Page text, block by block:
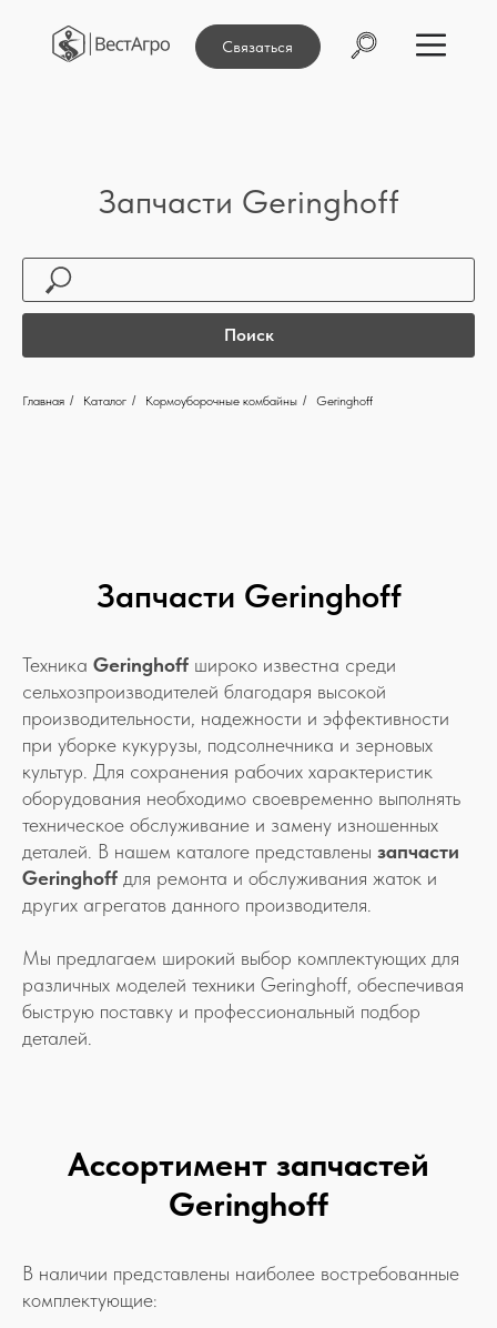
Связаться
Запчасти Geringhoff
Поиск
Главная / Каталог / Кормоуборочные комбайны / Geringhoff
Запчасти Geringhoff
Техника Geringhoff широко известна среди
сельхозпроизводителей благодаря высокой
производительности, надежности и эффективности
при уборке кукурузы, подсолнечника и зерновых
культур. Для сохранения рабочих характеристик
оборудования необходимо своевременно выполнять
техническое обслуживание и замену изношенных
деталей. В нашем каталоге представлены запчасти
Geringhoff для ремонта и обслуживания жаток и
других агрегатов данного производителя.
Мы предлагаем широкий выбор комплектующих для
различных моделей техники Geringhoff, обеспечивая
быструю поставку и профессиональный подбор
деталей.
Ассортимент запчастей
Geringhoff
В наличии представлены наиболее востребованные
комплектующие: